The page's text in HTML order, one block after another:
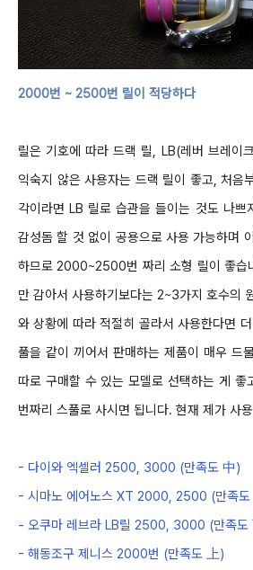
2000번 ~ 2500번 릴이 적당하다
릴은 기호에 따라 드랙 릴, LB(레버 브레이크
익숙지 않은 사용자는 드랙 릴이 좋고,처음
각이라면LB 릴로 습관을 들이는 것도 나쁘
감성돔 할 것 없이 공용으로 사용 가능하며
하므로2000~2500번 짜리 소형 릴이 좋습
만 감아서 사용하기보다는 2~3가지 호수의
와 상황에 따라 적절히 골라서 사용한다면
풀을 같이 끼어서 판매하는 제품이 매우 드
따로 구매할 수 있는 모델로 선택하는 게 좋
번짜리 스풀로 사시면 됩니다. 현재 제가 사
- 다이와 엑셀러 2500, 3000 (만족도 中)
- 시마노 에어노스 XT 2000, 2500 (만족도
- 오쿠마 레브라 LB릴 2500, 3000 (만족도
- 해동조구 제니스 2000번 (만족도 上)